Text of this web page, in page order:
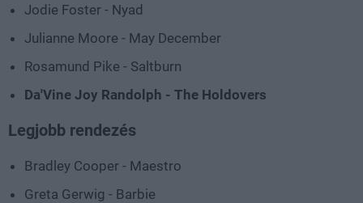
Jodie Foster - Nyad
Julianne Moore - May December
Rosamund Pike - Saltburn
Da'Vine Joy Randolph - The Holdovers
Legjobb rendezés
Bradley Cooper - Maestro
Greta Gerwig - Barbie